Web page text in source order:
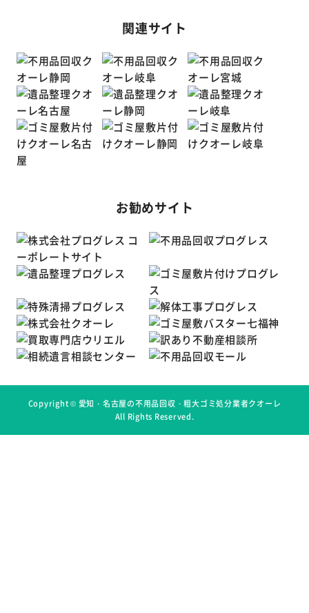
関連サイト
お勧めサイト
Copyright © 愛知・名古屋の不用品回収・粗大ゴミ処分業者クオーレ
All Rights Reserved.